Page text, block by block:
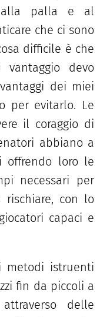
alla palla e al
che ci sono
difficile è che
devo
dei miei
per evitarlo. Le
il coraggio di
abbiano a
offrendo loro le
necessari per
rischiare, con lo
capaci e
metodi istruenti
fin da piccoli a
delle